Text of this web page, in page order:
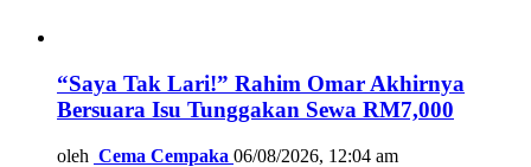
“Saya Tak Lari!” Rahim Omar Akhirnya
Bersuara Isu Tunggakan Sewa RM7,000
oleh Cema Cempaka 06/08/2026, 12:04 am